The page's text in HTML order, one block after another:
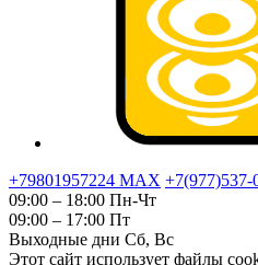
+79801957224 МАХ +7(977)537-
09:00 – 18:00 Пн-Чт
09:00 – 17:00 Пт
Выходные дни Сб, Вс
Этот сайт использует файлы